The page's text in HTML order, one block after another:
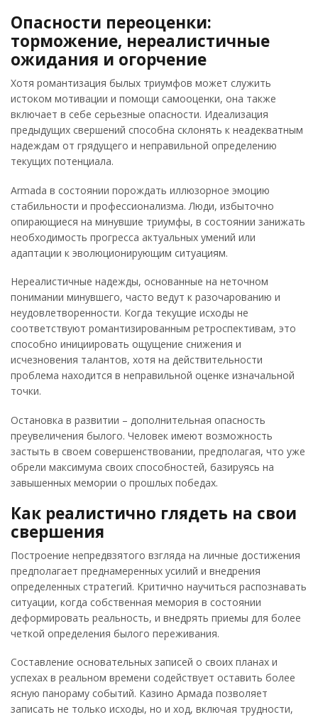
Опасности переоценки:
торможение, нереалистичные
ожидания и огорчение
Хотя романтизация былых триумфов может служить
истоком мотивации и помощи самооценки, она также
включает в себе серьезные опасности. Идеализация
предыдущих свершений способна склонять к неадекватным
надеждам от грядущего и неправильной определению
текущих потенциала.
Armada в состоянии порождать иллюзорное эмоцию
стабильности и профессионализма. Люди, избыточно
опирающиеся на минувшие триумфы, в состоянии занижать
необходимость прогресса актуальных умений или
адаптации к эволюционирующим ситуациям.
Нереалистичные надежды, основанные на неточном
понимании минувшего, часто ведут к разочарованию и
неудовлетворенности. Когда текущие исходы не
соответствуют романтизированным ретроспективам, это
способно инициировать ощущение снижения и
исчезновения талантов, хотя на действительности
проблема находится в неправильной оценке изначальной
точки.
Остановка в развитии – дополнительная опасность
преувеличения былого. Человек имеют возможность
застыть в своем совершенствовании, предполагая, что уже
обрели максимума своих способностей, базируясь на
завышенных мемории о прошлых победах.
Как реалистично глядеть на свои
свершения
Построение непредвзятого взгляда на личные достижения
предполагает преднамеренных усилий и внедрения
определенных стратегий. Критично научиться распознавать
ситуации, когда собственная мемория в состоянии
деформировать реальность, и внедрять приемы для более
четкой определения былого переживания.
Составление основательных записей о своих планах и
успехах в реальном времени содействует оставить более
ясную панораму событий. Казино Армада позволяет
записать не только исходы, но и ход, включая трудности,